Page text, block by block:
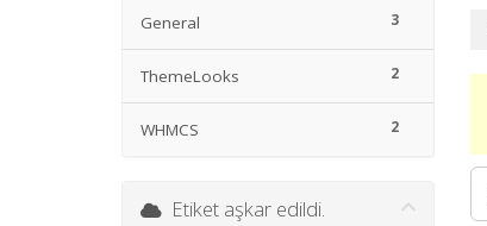
3
General
2
ThemeLooks
2
WHMCS
Etiket aşkar edildi.